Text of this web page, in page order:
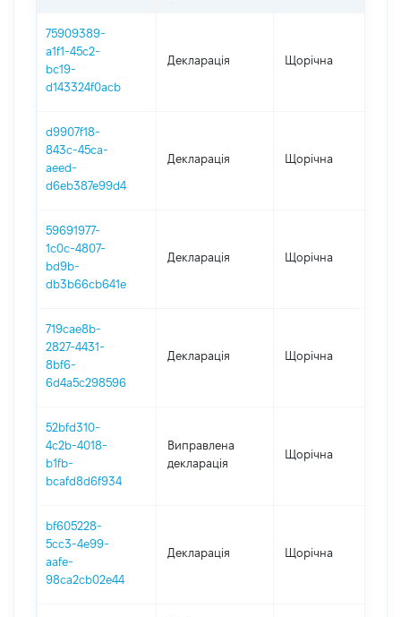
75909389-
a1f1-45c2-
bc19-
d143324f0acb
Декларація Щорічна
d9907f18-
843c-45ca-
aeed-
d6eb387e99d4
Декларація Щорічна
59691977-
1c0c-4807-
bd9b-
db3b66cb641e
Декларація Щорічна
719cae8b-
2827-4431-
8bf6-
6d4a5c298596
Декларація Щорічна
52bfd310-
4c2b-4018-
b1fb-
bcafd8d6f934
Виправлена
декларація
Щорічна
bf605228-
5cc3-4e99-
aafe-
98ca2cb02e44
Декларація Щорічна